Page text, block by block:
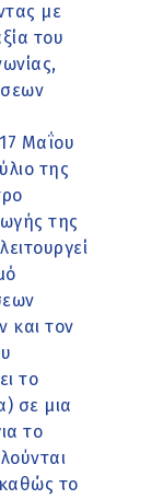
με
του
Μαΐου
της
της
και τον
το
σε μια
το
το